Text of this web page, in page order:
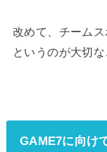
改めて、チーム
というのが大切
GAME7に向け